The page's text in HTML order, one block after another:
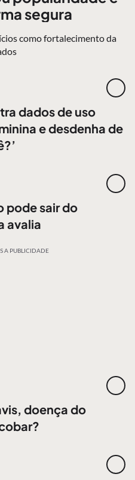
segura
como fortalecimento da
dados de uso
e desdenha de
pode sair do
avalia
A PUBLICIDADE
doença do